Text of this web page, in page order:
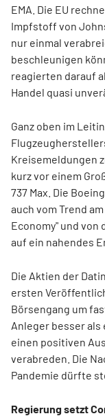
EMA. Die EU
Impfstoff von
nur einmal
beschleunigen
reagierten darauf
Handel quasi
Ganz oben im
Kreisemeldungen
kurz vor einem
737 Max. Die
auch vom Trend
Economy" und
auf ein nahendes
Die Aktien der
ersten
Börsengang um
Anleger besser
einen positiven
verabreden. Die
Pandemie dürfte
Regierung setzt